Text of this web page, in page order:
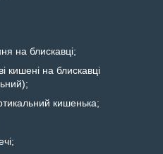
на блискавці;
кишені на блискавці
кишенька;